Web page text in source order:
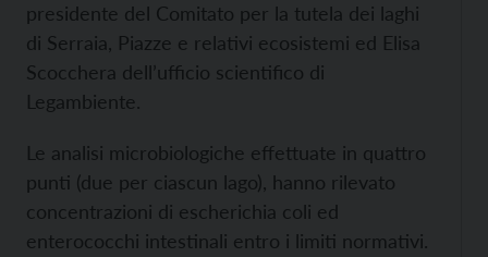
presidente del Comitato per la tutela dei laghi
di Serraia, Piazze e relativi ecosistemi ed Elisa
Scocchera dell’ufficio scientifico di
Legambiente.
Le analisi microbiologiche effettuate in quattro
punti (due per ciascun lago), hanno rilevato
concentrazioni di escherichia coli ed
enterococchi intestinali entro i limiti normativi.